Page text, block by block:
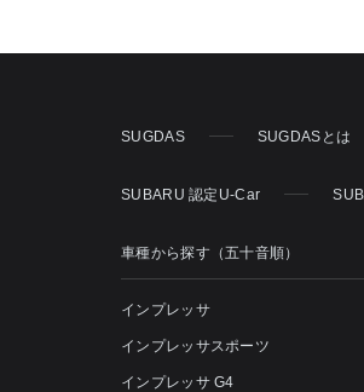
SUGDAS SUGDASとは
SUBARU 認定U-Car
車種から探す（五十音順）
インプレッサ
インプレッサスポーツ
インプレッサ G4